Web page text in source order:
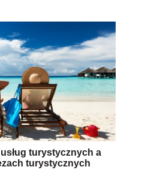
turystycznych a
turystycznych